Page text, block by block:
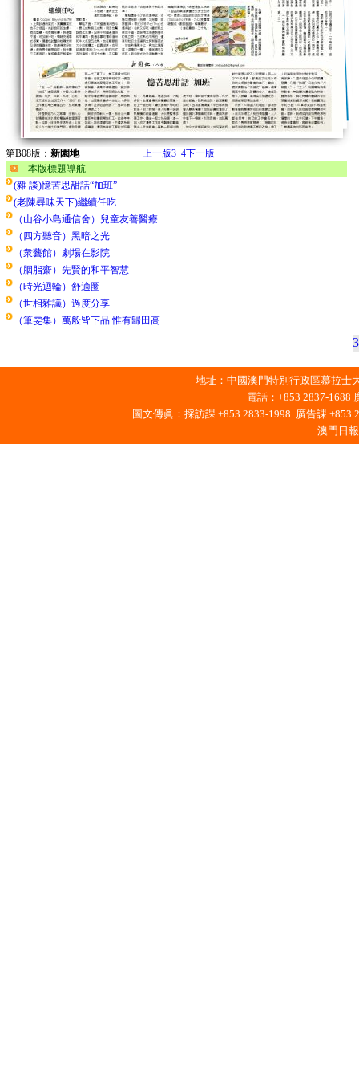
第B08版： 新園地 上一版3 4下一版
本版標題導航
(雜 談)憶苦思甜話“加班”
(老陳尋味天下)繼續任吃
（山谷小島通信舍）兒童友善醫療
（四方聽音）黑暗之光
（衆藝館）劇場在影院
（胭脂齋）先賢的和平智慧
（時光迴輪）舒適圈
（世相雜議）過度分享
（筆雯集）萬般皆下品 惟有歸田高
3